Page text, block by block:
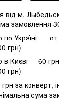
від м.
замовлення
Україні — от
грн)
Києві — 60
грн)
за конверт,
сума